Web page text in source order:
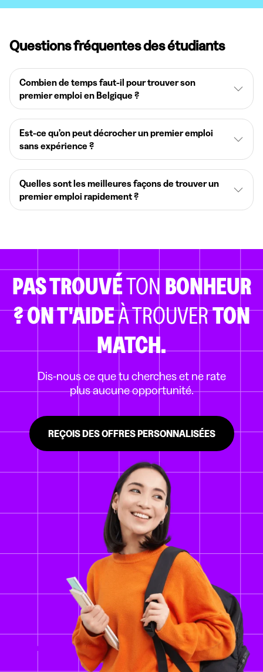
Questions fréquentes des étudiants
Combien de temps faut-il pour trouver son
premier emploi en Belgique ?
Est-ce qu’on peut décrocher un premier emploi
sans expérience ?
Quelles sont les meilleures façons de trouver un
premier emploi rapidement ?
PAS TROUVÉTON BONHEUR
?ON T'AIDEÀ TROUVERTON
MATCH.
Dis-nous ce que tu cherches et ne rate
plus aucune opportunité.
REÇOIS DES OFFRES PERSONNALISÉES